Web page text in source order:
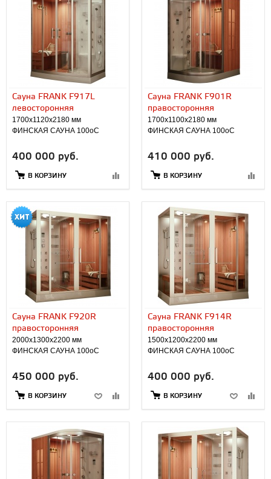
Сауна FRANK F917L
левосторонняя
1700х1120х2180 мм
ФИНСКАЯ САУНА 100оС
400 000 руб.
В КОРЗИНУ
Сауна FRANK F901R
правосторонняя
1700х1100х2180 мм
ФИНСКАЯ САУНА 100оС
410 000 руб.
В КОРЗИНУ
Сауна FRANK F920R
правосторонняя
2000х1300х2200 мм
ФИНСКАЯ САУНА 100оС
450 000 руб.
В КОРЗИНУ
Сауна FRANK F914R
правосторонняя
1500х1200х2200 мм
ФИНСКАЯ САУНА 100оС
400 000 руб.
В КОРЗИНУ